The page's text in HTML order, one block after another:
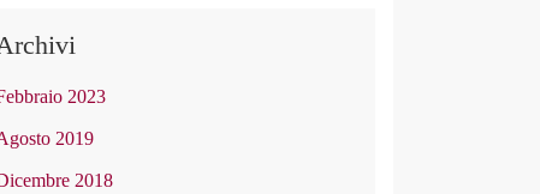
2023
2019
2018